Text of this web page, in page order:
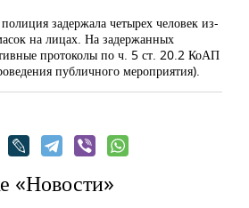
задержала четырех человек из-
на лицах. На задержанных
протоколы по ч. 5 ст. 20.2 КоАП
публичного мероприятия).
«Новости»